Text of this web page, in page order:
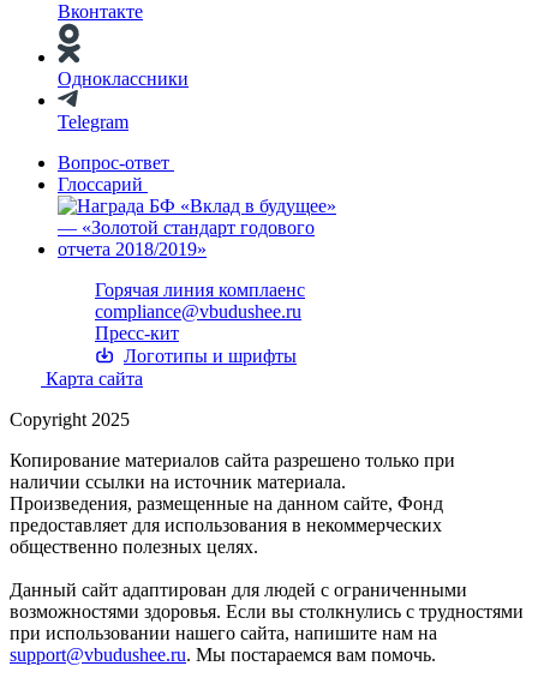
Вконтакте
Одноклассники
Telegram
Вопрос-ответ
Глоссарий
Горячая линия комплаенс
compliance@vbudushee.ru
Пресс-кит
Логотипы и шрифты
Карта сайта
Copyright 2025
Копирование материалов сайта разрешено только при
наличии ссылки на источник материала.
Произведения, размещенные на данном сайте, Фонд
предоставляет для использования в некоммерческих
общественно полезных целях.
Данный сайт адаптирован для людей с ограниченными
возможностями здоровья. Если вы столкнулись с трудностями
при использовании нашего сайта, напишите нам на
support@vbudushee.ru. Мы постараемся вам помочь.